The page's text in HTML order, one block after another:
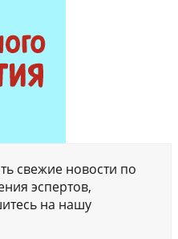
свежие новости по
эспертов,
на нашу